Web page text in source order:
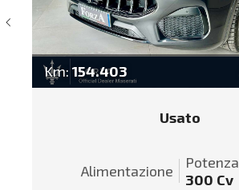
Km:154.403
Usato
Alimentazione
Potenza
300 Cv